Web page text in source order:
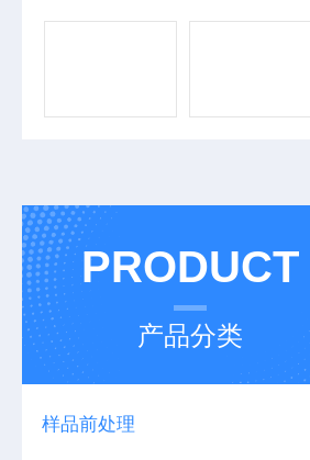
PRODUCT
产品分类
样品前处理